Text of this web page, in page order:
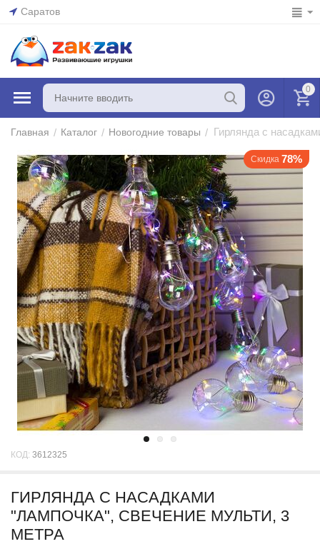
Саратов
0
Главная / Каталог / Новогодние товары / Гирлянда с
Скидка 78%
КОД: 3612325
ГИРЛЯНДА С НАСАДКАМИ
"ЛАМПОЧКА", СВЕЧЕНИЕ МУЛЬТИ, 3
МЕТРА